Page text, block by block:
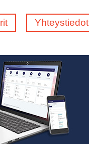
Yhteystiedot